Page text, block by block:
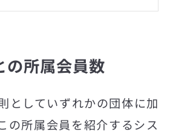
の所属会員数
としていずれかの団体に加
の所属会員を紹介するシス